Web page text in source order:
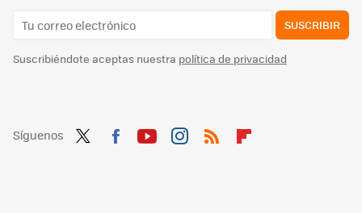
SUSCRIBIR
Suscribiéndote aceptas nuestra política de privacidad
Síguenos